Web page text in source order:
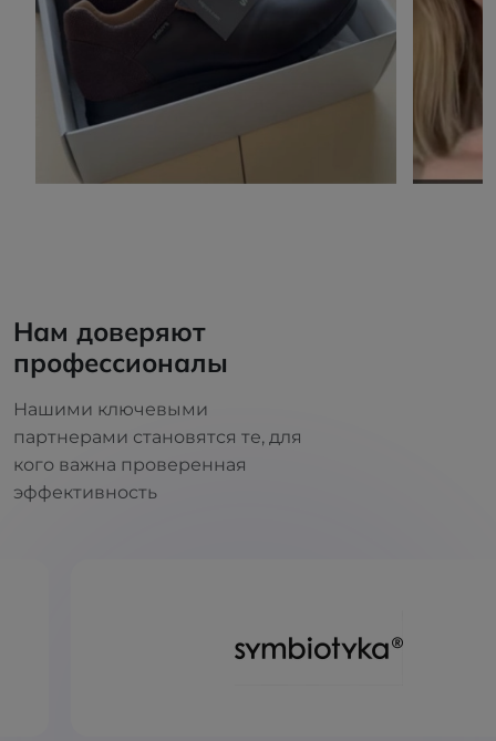
Нам доверяют
профессионалы
Нашими ключевыми
партнерами становятся те, для
кого важна проверенная
эффективность